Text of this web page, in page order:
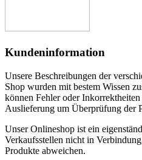
Kundeninformation
Unsere Beschreibungen der
Shop wurden mit bestem Wissen
können Fehler oder
Auslieferung um Überprüfung der
Unser Onlineshop ist ein
Verkaufsstellen nicht in
Produkte abweichen.